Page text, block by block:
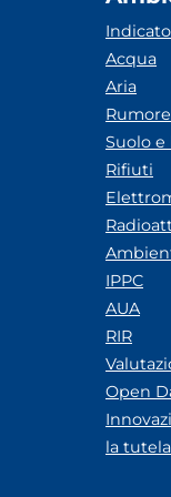
Acqua
Aria
Rumore
Suolo
Rifiuti
IPPC
AUA
RIR
Open
la